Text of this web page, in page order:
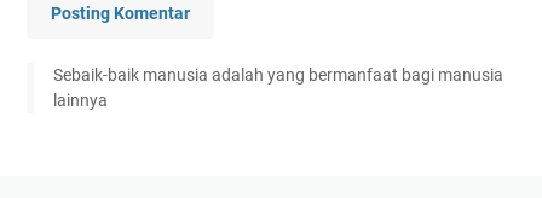
Posting Komentar
Sebaik-baik manusia adalah yang bermanfaat bagi manusia
lainnya